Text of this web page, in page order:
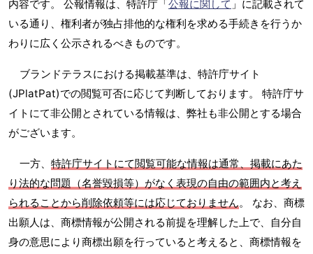
内容です。 公報情報は、特許庁「公報に関して 」に記載されて
いる通り、権利者が独占排他的な権利を求める手続きを行うか
わりに広く公示されるべきものです。
ブランドテラスにおける掲載基準は、特許庁サイト
(JPlatPat)での閲覧可否に応じて判断しております。 特許庁サ
イトにて非公開とされている情報は、弊社も非公開とする場合
がございます。
一方、 特許庁サイトにて閲覧可能な情報は通常、掲載にあた
り法的な問題（名誉毀損等）がなく表現の自由の範囲内と考え
られることから削除依頼等には応じておりません。 なお、商標
出願人は、商標情報が公開される前提を理解した上で、自分自
身の意思により商標出願を行っていると考えると、商標情報を